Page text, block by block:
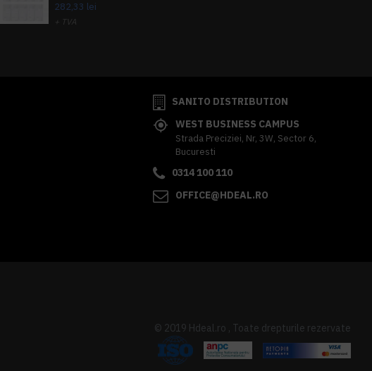
282,33 lei
+ TVA
SANITO DISTRIBUTION
WEST BUSINESS CAMPUS
Strada Preciziei, Nr, 3W, Sector 6,
Bucuresti
0314 100 110
OFFICE@HDEAL.RO
© 2019 Hdeal.ro , Toate drepturile rezervate